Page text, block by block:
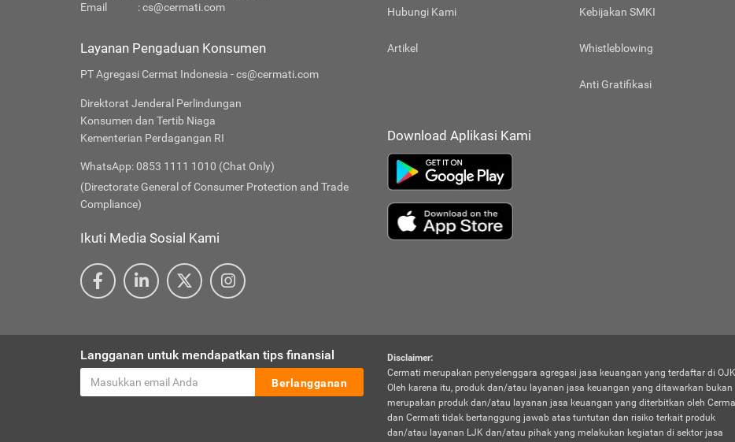
Email
:cs@cermati.com
Layanan Pengaduan Konsumen
PT Agregasi Cermat Indonesia - cs@cermati.com
Direktorat Jenderal Perlindungan
Konsumen dan Tertib Niaga
Kementerian Perdagangan RI
WhatsApp: 0853 1111 1010 (Chat Only)
(Directorate General of Consumer Protection and Trade
Compliance)
Ikuti Media Sosial Kami
Hubungi Kami
Artikel
Kebijakan SMKI
Whistleblowing
Anti Gratifikasi
Download Aplikasi Kami
Langganan untuk mendapatkan tips finansial
Berlangganan
Disclaimer:
Cermati merupakan penyelenggara agregasi jasa keuangan yang terdaftar di
Oleh karena itu, produk dan/atau layanan jasa keuangan yang ditawarkan bukan
merupakan produk dan/atau layanan jasa keuangan yang diterbitkan oleh
dan Cermati tidak bertanggung jawab atas tuntutan dan risiko terkait produk
dan/atau layanan LJK dan/atau pihak yang melakukan kegiatan di sektor jasa